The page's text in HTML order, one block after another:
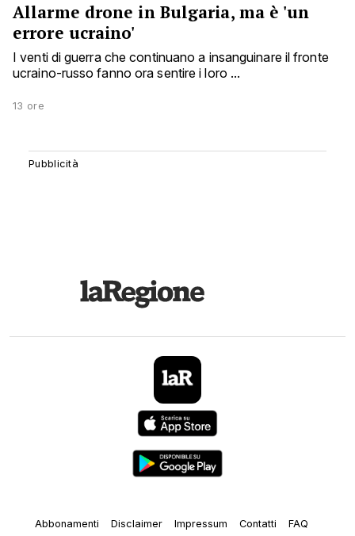
Allarme drone in Bulgaria, ma è 'un
errore ucraino'
I venti di guerra che continuano a insanguinare il fronte
ucraino-russo fanno ora sentire i loro ...
13 ore
Abbonamenti Disclaimer Impressum Contatti
FAQ